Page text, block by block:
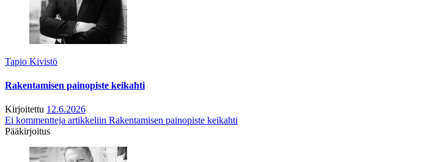
Tapio Kivistö
Rakentamisen painopiste keikahti
Kirjoitettu 12.6.2026
Ei kommentteja artikkeliin Rakentamisen painopiste keikahti
Pääkirjoitus